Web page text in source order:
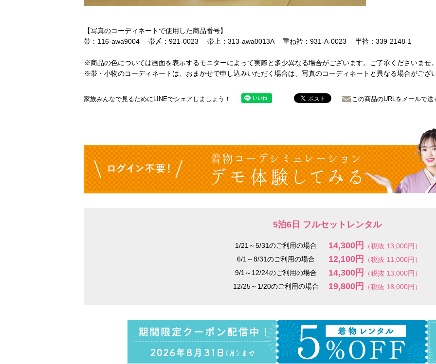
【写真のコーディネートで使用した商品番号】
帯：116-awa9004 帯〆：921-0023 帯上：313-awa0013A 重ね衿：931-A-0023 半衿：339-2148-1
※商品の色については画面を表示するモニターによって実際と多少異なる場合がございます。ご了承くださいませ
※帯・小物のコーディネートは、おまかせで申し込みいただく場合は、写真のコーディネートと異なる場合がござ
家族みんなで見るためにLINEでシェアしましょう！ この商品のURLをメールで送
5泊6日 フルセットレンタル
1/21～5/31のご利用の場合 14,300円
（税抜 13,000円）
6/1～8/31のご利用の場合
12,100円
（税抜 11,000円）
9/1～12/24のご利用の場合
14,300円
（税抜 13,000円）
12/25～1/20のご利用の場合
19,800円 （税抜 18,000円）